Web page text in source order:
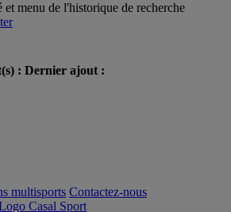
et menu de l'historique de recherche
: Dernier ajout :
multisports Contactez-nous